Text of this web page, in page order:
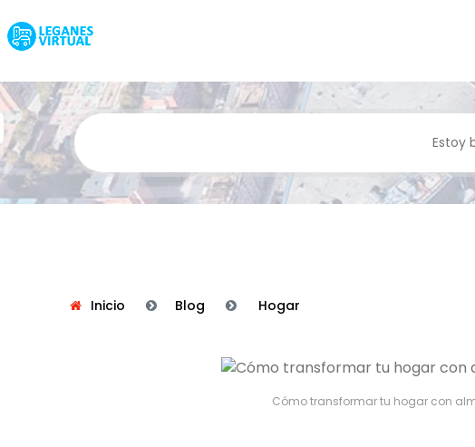
Inicio Blog Hogar
Cómo transformar tu hogar con